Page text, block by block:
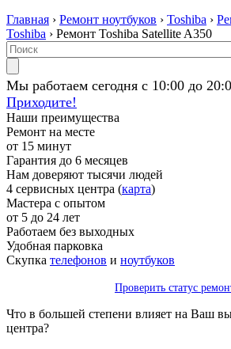
Главная › Ремонт ноутбуков › Toshiba ›
Toshiba › Ремонт Toshiba Satellite A350
Мы работаем сегодня с 10:00 до
Приходите!
Наши преимущества
Ремонт на месте
от 15 минут
Гарантия до 6 месяцев
Нам доверяют тысячи людей
4 сервисных центра (карта)
Мастера с опытом
от 5 до 24 лет
Работаем без выходных
Удобная парковка
Скупка телефонов и ноутбуков
Проверить статус
Что в большей степени влияет на Ваш
центра?